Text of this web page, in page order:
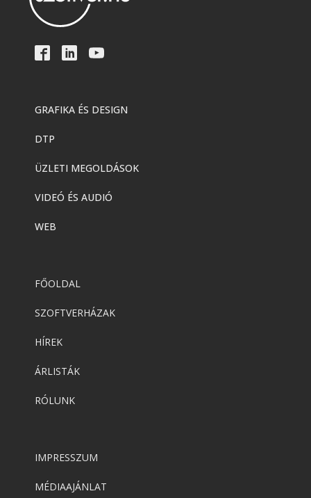
GRAFIKA ÉS DESIGN
DTP
ÜZLETI MEGOLDÁSOK
VIDEÓ ÉS AUDIÓ
WEB
FŐOLDAL
SZOFTVERHÁZAK
HÍREK
ÁRLISTÁK
RÓLUNK
IMPRESSZUM
MÉDIAAJÁNLAT